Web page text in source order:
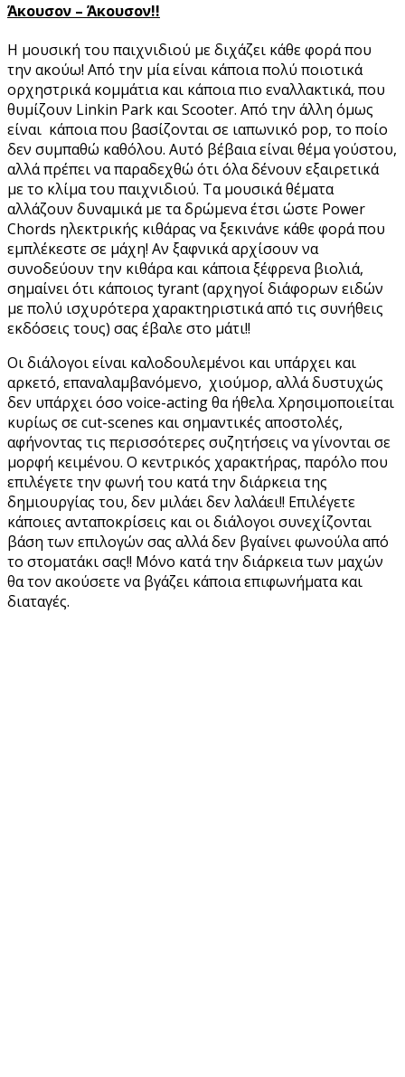
Άκουσον – Άκουσον!!
Η μουσική του παιχνιδιού με διχάζει κάθε φορά που
την ακούω! Από την μία είναι κάποια πολύ ποιοτικά
ορχηστρικά κομμάτια και κάποια πιο εναλλακτικά, που
θυμίζουν Linkin Park και Scooter. Από την άλλη όμως
είναι κάποια που βασίζονται σε ιαπωνικό pop, το ποίο
δεν συμπαθώ καθόλου. Αυτό βέβαια είναι θέμα γούστου,
αλλά πρέπει να παραδεχθώ ότι όλα δένουν εξαιρετικά
με το κλίμα του παιχνιδιού. Τα μουσικά θέματα
αλλάζουν δυναμικά με τα δρώμενα έτσι ώστε Power
Chords ηλεκτρικής κιθάρας να ξεκινάνε κάθε φορά που
εμπλέκεστε σε μάχη! Αν ξαφνικά αρχίσουν να
συνοδεύουν την κιθάρα και κάποια ξέφρενα βιολιά,
σημαίνει ότι κάποιος tyrant (αρχηγοί διάφορων ειδών
με πολύ ισχυρότερα χαρακτηριστικά από τις συνήθεις
εκδόσεις τους) σας έβαλε στο μάτι!!
Οι διάλογοι είναι καλοδουλεμένοι και υπάρχει και
αρκετό, επαναλαμβανόμενο, χιούμορ, αλλά δυστυχώς
δεν υπάρχει όσο voice-acting θα ήθελα. Χρησιμοποιείται
κυρίως σε cut-scenes και σημαντικές αποστολές,
αφήνοντας τις περισσότερες συζητήσεις να γίνονται σε
μορφή κειμένου. Ο κεντρικός χαρακτήρας, παρόλο που
επιλέγετε την φωνή του κατά την διάρκεια της
δημιουργίας του, δεν μιλάει δεν λαλάει!! Επιλέγετε
κάποιες ανταποκρίσεις και οι διάλογοι συνεχίζονται
βάση των επιλογών σας αλλά δεν βγαίνει φωνούλα από
το στοματάκι σας!! Μόνο κατά την διάρκεια των μαχών
θα τον ακούσετε να βγάζει κάποια επιφωνήματα και
διαταγές.